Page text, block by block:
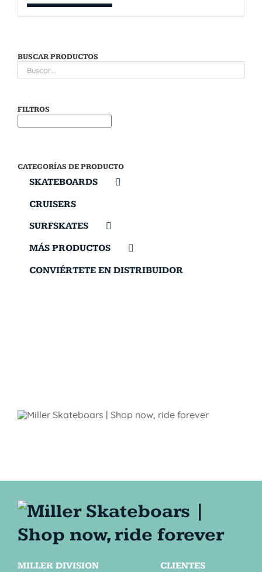
BUSCAR PRODUCTOS
FILTROS
CATEGORÍAS DE PRODUCTO
SKATEBOARDS
CRUISERS
SURFSKATES
MÁS PRODUCTOS
CONVIÉRTETE EN DISTRIBUIDOR
MILLER DIVISION
CLIENTES